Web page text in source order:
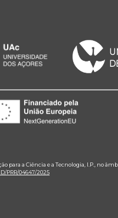
a Ciência e a Tecnologia, I.P., no
PRR/04647/2025